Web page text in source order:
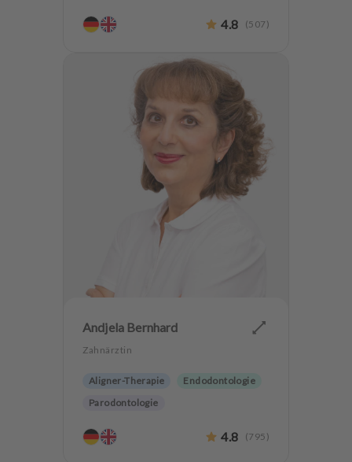
Ästhetische Zahnheilkunde
Hochwertiger Zahnersatz
Zahnerhaltung
Angstpatienten
4.8 (507 )
Andjela Bernhard
Zahnärztin
Aligner-Therapie
Endodontologie
Parodontologie
Hochwertiger Zahnersatz
4.8 (795 )